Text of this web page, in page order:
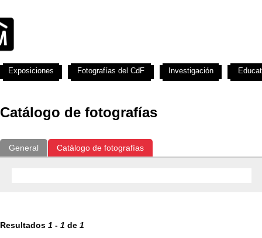
Catálogo de fotografías
General Catálogo de fotografías
Resultados 1 - 1 de 1
Exposiciones Fotografías del CdF Investigación